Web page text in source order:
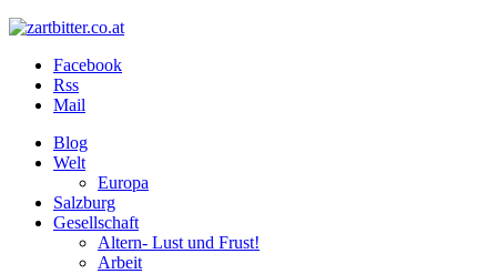
Facebook
Rss
Mail
Blog
Welt
Europa
Salzburg
Gesellschaft
Altern- Lust und Frust!
Arbeit